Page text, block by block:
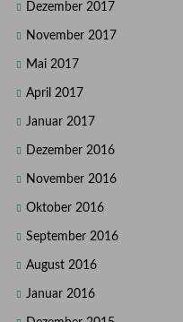
Dezember 2017
November 2017
Mai 2017
April 2017
Januar 2017
Dezember 2016
November 2016
Oktober 2016
September 2016
August 2016
Januar 2016